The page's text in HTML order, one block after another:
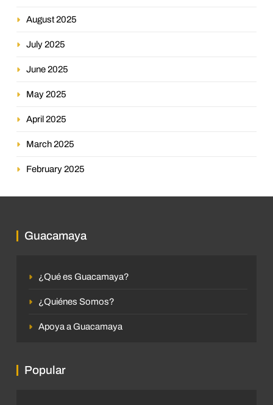
August 2025
July 2025
June 2025
May 2025
April 2025
March 2025
February 2025
Guacamaya
¿Qué es Guacamaya?
¿Quiénes Somos?
Apoya a Guacamaya
Popular